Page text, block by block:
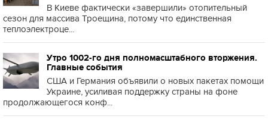
В Киеве фактически «завершили» отопительный
сезон для массива Троещина, потому что единственная
теплоэлектроце...
Утро 1002-го дня полномасштабного вторжения.
Главные события
США и Германия объявили о новых пакетах помощи
Украине, усиливая поддержку страны на фоне
продолжающегося конф...